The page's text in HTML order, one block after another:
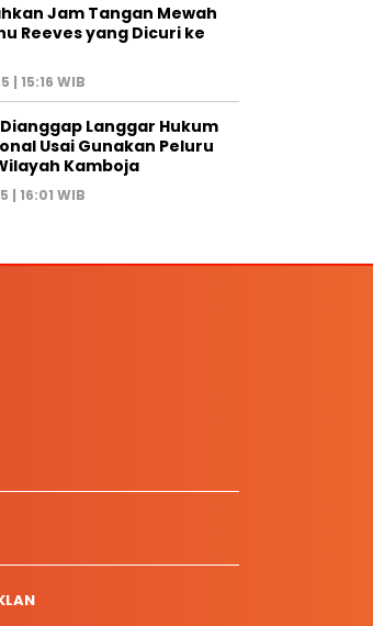
Jam Tangan Mewah
Reeves yang Dicuri ke
| 15:16 WIB
Langgar Hukum
Usai Gunakan Peluru
Kamboja
| 16:01 WIB